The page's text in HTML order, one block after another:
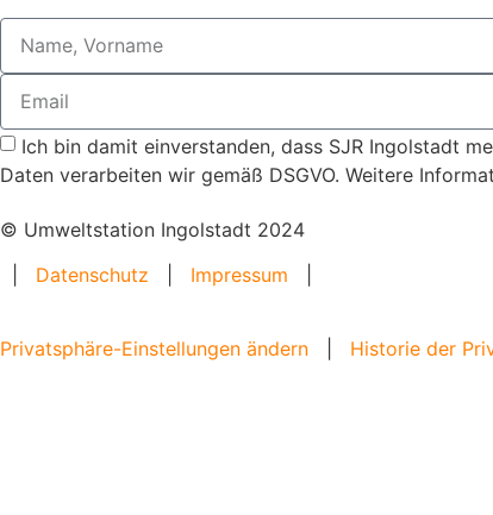
Ich bin damit einverstanden, dass SJR Ingolstadt
Daten verarbeiten wir gemäß DSGVO. Weitere
© Umweltstation Ingolstadt 2024
Datenschutz Impressum
Privatsphäre-Einstellungen ändern Historie der